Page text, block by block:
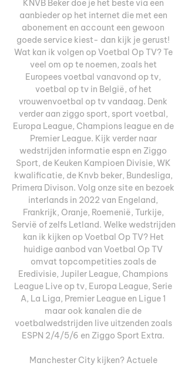
KNVB Beker doe je het beste via een
aanbieder op het internet die met een
abonement en account een gewoon
goede service kiest- dan kijk je gerust!
Wat kan ik volgen op Voetbal Op TV? Te
veel om op te noemen, zoals het
Europees voetbal vanavond op tv,
voetbal op tv in België, of het
vrouwenvoetbal op tv vandaag. Denk
verder aan ziggo sport, sport voetbal,
Europa League, Champions league en de
Premier League. Kijk verder naar
wedstrijden informatie espn en Ziggo
Sport, de Keuken Kampioen Divisie, WK
kwalificatie, de Knvb beker, Bundesliga,
Primera Divison. Volg onze site en bezoek
interlands in 2022 van Engeland,
Frankrijk, Oranje, Roemenië, Turkije,
Servië of zelfs Letland. Welke wedstrijden
kan ik kijken op Voetbal Op TV? Het
huidige aanbod van Voetbal Op TV
omvat topcompetities zoals de
Eredivisie, Jupiler League, Champions
League Live op tv, Europa League, Serie
A, La Liga, Premier League en Ligue 1
maar ook kanalen die de
voetbalwedstrijden live uitzenden zoals
ESPN 2/4/5/6 en Ziggo Sport Extra.
Manchester City kijken? Actuele